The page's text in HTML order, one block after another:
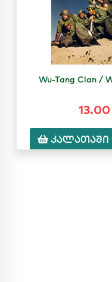
Wu-Tang Clan /
კალათაში